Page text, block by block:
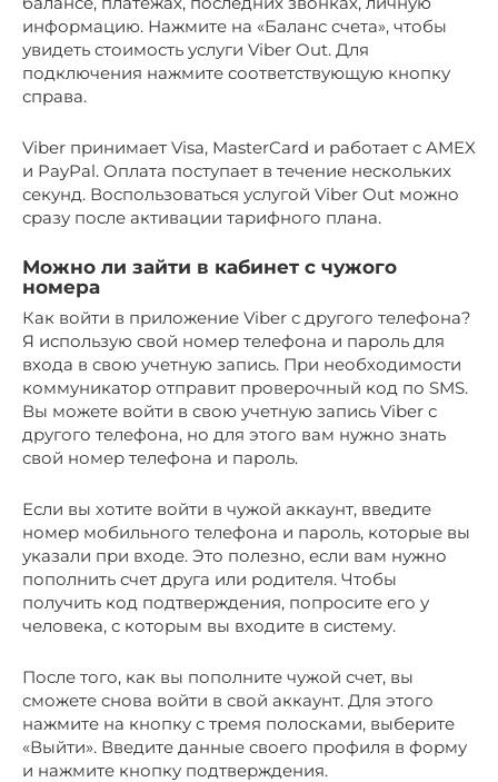
информацию. Нажмите на «Баланс счета», чтобы
увидеть стоимость услуги Viber Out. Для
подключения нажмите соответствующую кнопку
справа.
Viber принимает Visa, MasterCard и работает с AMEX
и PayPal. Оплата поступает в течение нескольких
секунд. Воспользоваться услугой Viber Out можно
сразу после активации тарифного плана.
Можно ли зайти в кабинет с чужого
номера
Как войти в приложение Viber с другого телефона?
Я использую свой номер телефона и пароль для
входа в свою учетную запись. При необходимости
коммуникатор отправит проверочный код по SMS.
Вы можете войти в свою учетную запись Viber с
другого телефона, но для этого вам нужно знать
свой номер телефона и пароль.
Если вы хотите войти в чужой аккаунт, введите
номер мобильного телефона и пароль, которые вы
указали при входе. Это полезно, если вам нужно
пополнить счет друга или родителя. Чтобы
получить код подтверждения, попросите его у
человека, с которым вы входите в систему.
После того, как вы пополните чужой счет, вы
сможете снова войти в свой аккаунт. Для этого
нажмите на кнопку с тремя полосками, выберите
«Выйти». Введите данные своего профиля в форму
и нажмите кнопку подтверждения.